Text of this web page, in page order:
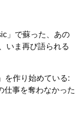
」で蘇った、あの
いま再び語られる
を作り始めている:
仕事を奪わなかった